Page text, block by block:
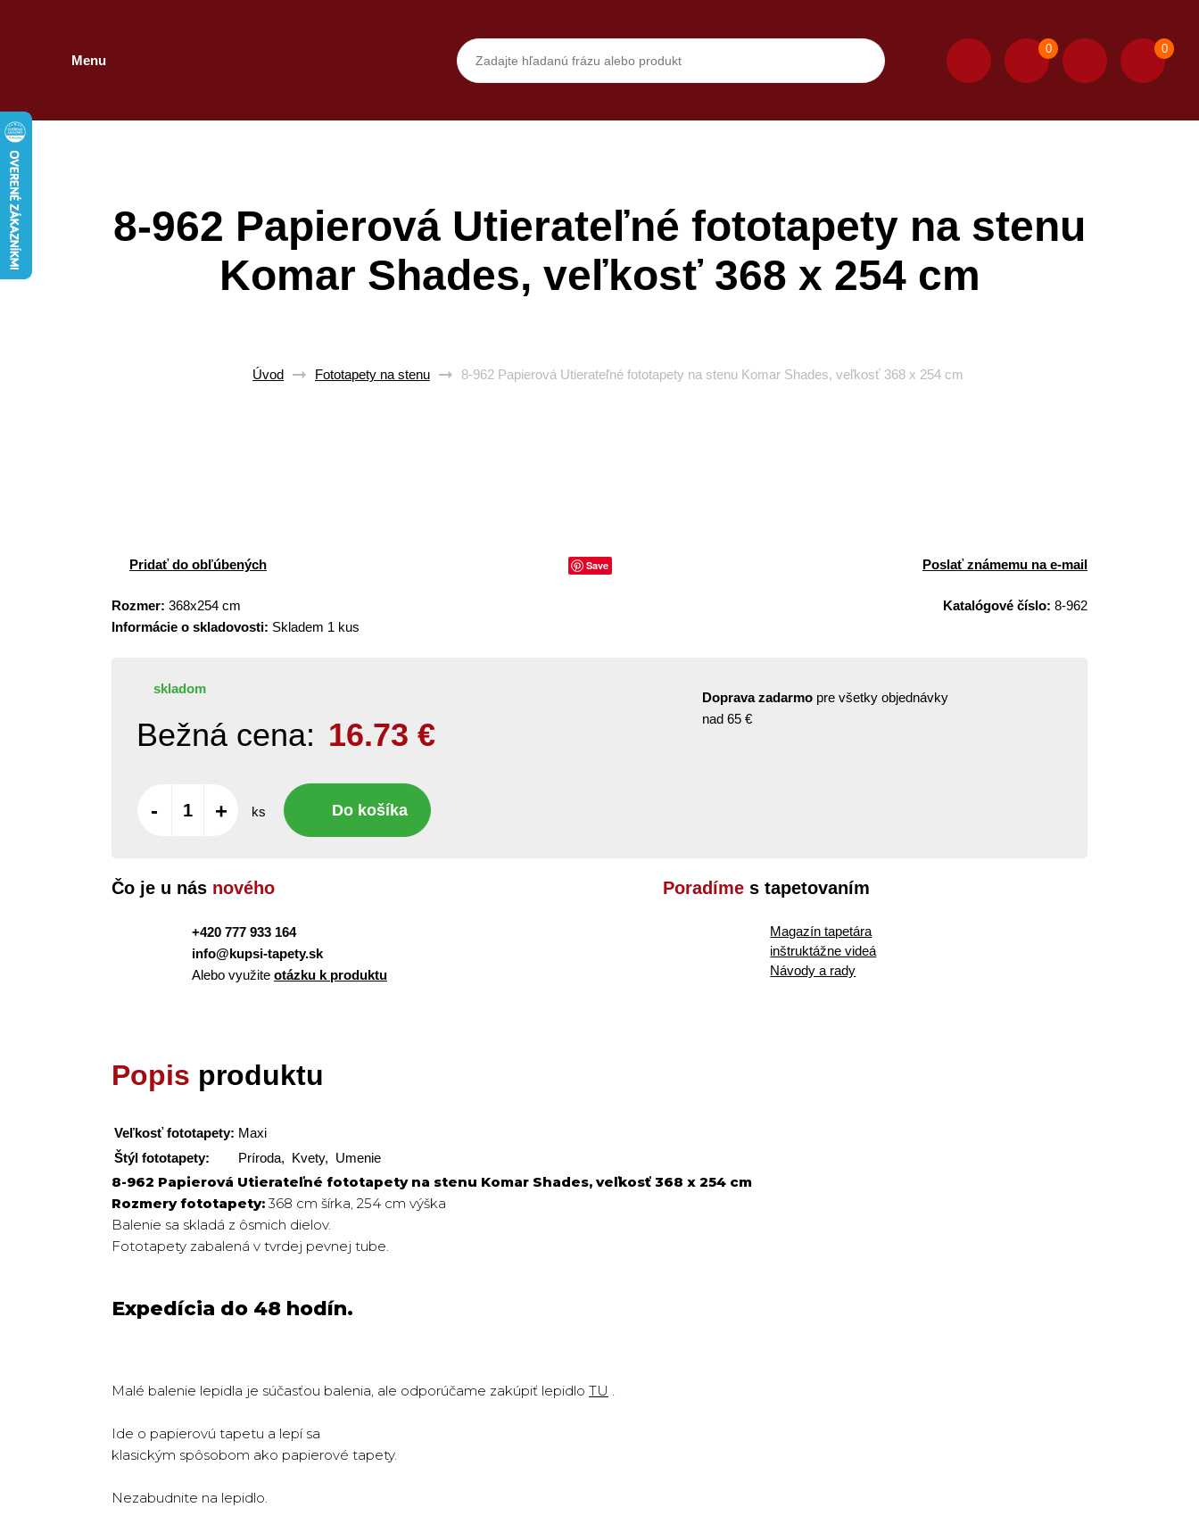
Menu
0 0
8-962 Papierová Utierateľné fototapety na stenu
Komar Shades, veľkosť 368 x 254 cm
Úvod Fototapety na stenu 8-962 Papierová Utierateľné fototapety na stenu Komar Shades, veľkosť 368 x 254 cm
Pridať do obľúbených Save Poslať známemu na e-mail
Rozmer: 368x254 cm Katalógové číslo: 8-962
Informácie o skladovosti: Skladem 1 kus
skladom
Bežná cena: 16.73 €
- + ks Do košíka
Doprava zadarmo pre všetky objednávky
nad 65 €
Čo je u nás nového
+420 777 933 164
info@kupsi-tapety.sk
Alebo využite otázku k produktu
Poradíme s tapetovaním
Magazín tapetára
inštruktážne videá
Návody a rady
Popis produktu
Veľkosť fototapety: Maxi
Štýl fototapety:
Príroda, Kvety, Umenie
8-962 Papierová Utierateľné fototapety na stenu Komar Shades, veľkosť 368 x 254 cm
Rozmery fototapety: 368 cm šírka, 254 cm výška
Balenie sa skladá z ôsmich dielov.
Fototapety zabalená v tvrdej pevnej tube.
Expedícia do 48 hodín.
Malé balenie lepidla je súčasťou balenia, ale odporúčame zakúpiť lepidlo TU .
Ide o papierovú tapetu a lepí sa
klasickým spôsobom ako papierové tapety.
Nezabudnite na lepidlo.